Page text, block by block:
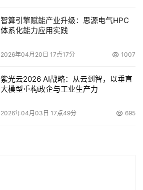
智算引擎赋能产业升级：思源电气HPC
体系化能力应用实践
2026年04月20日 17点17分 1007
紫光云2026 AI战略：从云到智，以垂直
大模型重构政企与工业生产力
2026年04月03日 17点49分 695